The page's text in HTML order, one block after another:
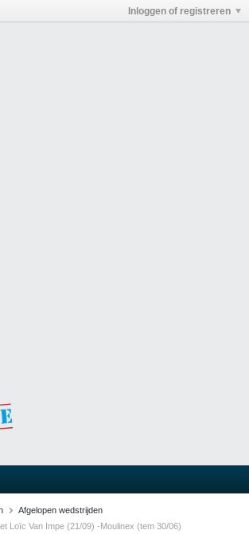
Inloggen of registreren
Afgelopen wedstrijden
Loïc Van Impe (21/09) -Moulinex (tem 30/06)